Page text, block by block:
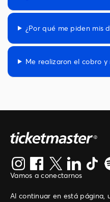
¿Por qué me piden mis
Me realizaron el cobro
Vamos a conectarnos
Al continuar en está página,